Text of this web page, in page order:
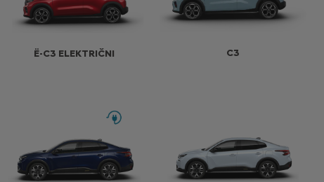
Ë-C3 ELEKTRIČNI C3